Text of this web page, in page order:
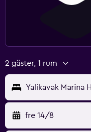
2 gäster, 1 rum
Yalikavak Marina
fre 14/8